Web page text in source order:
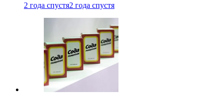
2 года спустя2 года спустя